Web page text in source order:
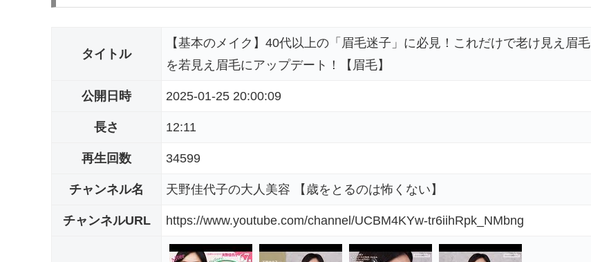
タイトル
【基本のメイク】40代以上の「眉毛迷子」に必見！これだけで老け見え眉毛
を若見え眉毛にアップデート！【眉毛】
公開日時 2025-01-25 20:00:09
長さ 12:11
再生回数 34599
チャンネル名 天野佳代子の大人美容 【歳をとるのは怖くない】
チャンネルURL https://www.youtube.com/channel/UCBM4KYw-tr6iihRpk_NMbng